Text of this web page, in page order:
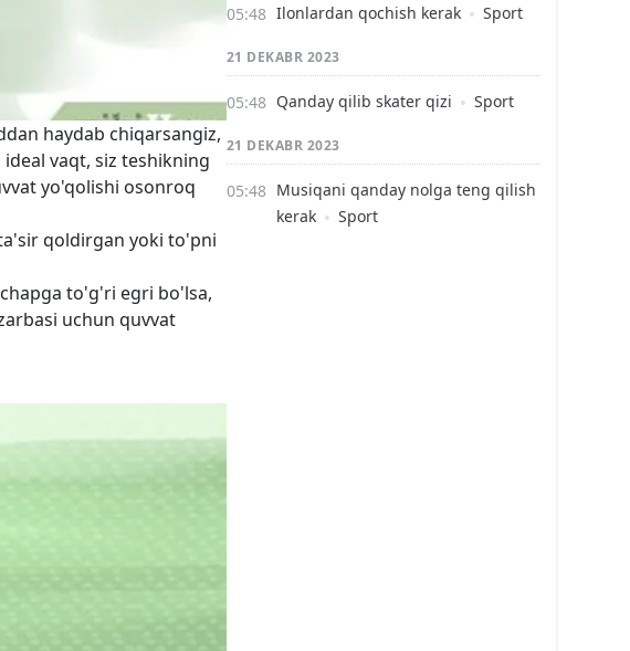
haydab chiqarsangiz,
vaqt, siz teshikning
yo'qolishi osonroq
qoldirgan yoki to'pni
to'g'ri egri bo'lsa,
uchun quvvat
Ilonlardan qochish kerak Sport
21 DEKABR 2023
Qanday qilib skater qizi Sport
21 DEKABR 2023
Musiqani qanday nolga teng qilish
kerak
Sport